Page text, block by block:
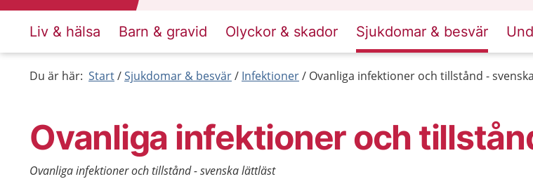
Liv & hälsa Barn & gravid Olyckor & skador Sjukdomar & besvär
Du är här: Start Sjukdomar & besvär Infektioner Ovanliga infektioner och tillstånd -
Ovanliga infektioner och
Ovanliga infektioner och tillstånd - svenska lättläst